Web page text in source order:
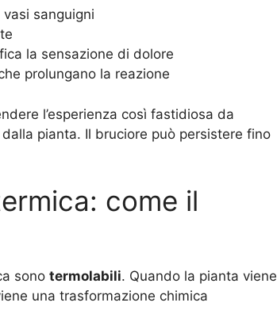
sanguigni
la sensazione di dolore
prolungano la reazione
l’esperienza così fastidiosa da
pianta. Il bruciore può persistere fino
come il
sono termolabili. Quando la pianta viene
una trasformazione chimica